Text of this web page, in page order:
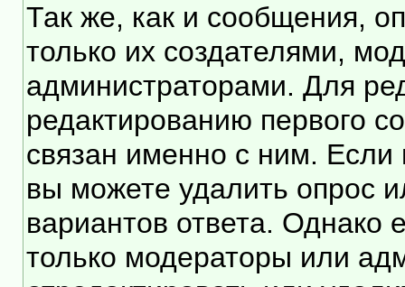
Так же, как и сообщения,
только их создателями,
администраторами. Для
редактированию первого
связан именно с ним. Если
вы можете удалить опрос
вариантов ответа. Однако
только модераторы или